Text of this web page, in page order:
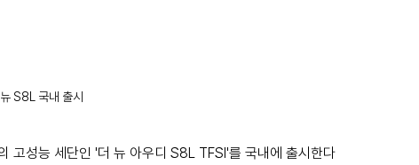
S8L 국내 출시
고성능 세단인 '더 뉴 아우디 S8L TFSI'를 국내에 출시한다